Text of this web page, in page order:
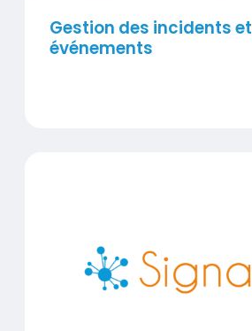
Gestion des incidents et
événements